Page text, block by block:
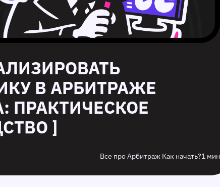
В АРБИТРАЖЕ
ПРАКТИЧЕСКОЕ
]
Все про Арбитраж Как начать?1 мин